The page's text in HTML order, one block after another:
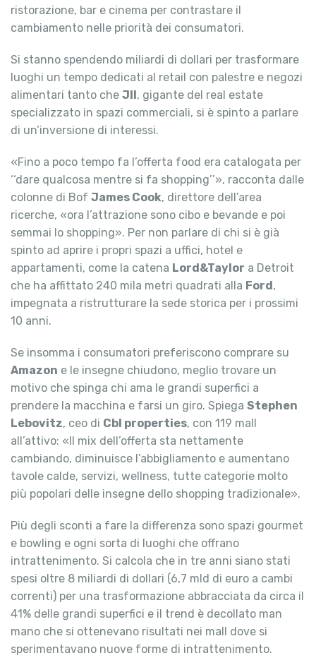
ristorazione, bar e cinema per contrastare il
cambiamento nelle priorità dei consumatori.
Si stanno spendendo miliardi di dollari per trasformare
luoghi un tempo dedicati al retail con palestre e negozi
alimentari tanto che Jll, gigante del real estate
specializzato in spazi commerciali, si è spinto a parlare
di un’inversione di interessi.
«Fino a poco tempo fa l’offerta food era catalogata per
‘‘dare qualcosa mentre si fa shopping’’», racconta dalle
colonne di Bof James Cook, direttore dell’area
ricerche, «ora l’attrazione sono cibo e bevande e poi
semmai lo shopping». Per non parlare di chi si è già
spinto ad aprire i propri spazi a uffici, hotel e
appartamenti, come la catena Lord&Taylor a Detroit
che ha affittato 240 mila metri quadrati alla Ford,
impegnata a ristrutturare la sede storica per i prossimi
10 anni.
Se insomma i consumatori preferiscono comprare su
Amazon e le insegne chiudono, meglio trovare un
motivo che spinga chi ama le grandi superfici a
prendere la macchina e farsi un giro. Spiega Stephen
Lebovitz, ceo di Cbl properties, con 119 mall
all’attivo: «Il mix dell’offerta sta nettamente
cambiando, diminuisce l’abbigliamento e aumentano
tavole calde, servizi, wellness, tutte categorie molto
più popolari delle insegne dello shopping tradizionale».
Più degli sconti a fare la differenza sono spazi gourmet
e bowling e ogni sorta di luoghi che offrano
intrattenimento. Si calcola che in tre anni siano stati
spesi oltre 8 miliardi di dollari (6,7 mld di euro a cambi
correnti) per una trasformazione abbracciata da circa il
41% delle grandi superfici e il trend è decollato man
mano che si ottenevano risultati nei mall dove si
sperimentavano nuove forme di intrattenimento.